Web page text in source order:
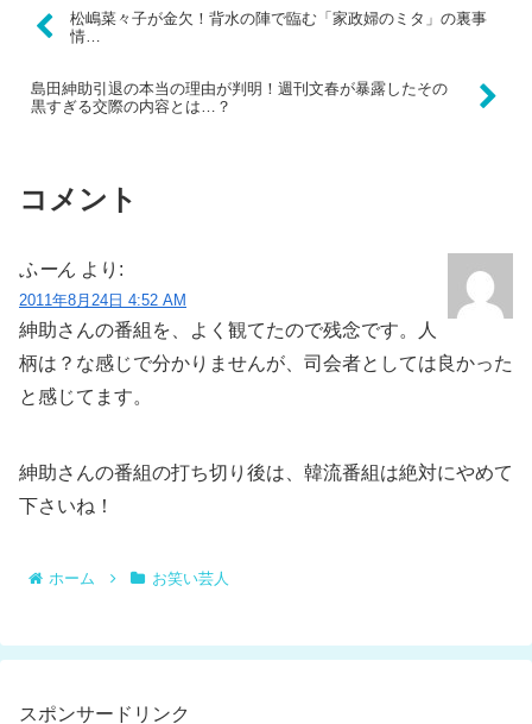
松嶋菜々子が金欠！背水の陣で臨む「家政婦のミタ」の裏事
情…
島田紳助引退の本当の理由が判明！週刊文春が暴露したその
黒すぎる交際の内容とは…？
コメント
ふーん より:
2011年8月24日 4:52 AM
紳助さんの番組を、よく観てたので残念です。人
柄は？な感じで分かりませんが、司会者としては良かった
と感じてます。
紳助さんの番組の打ち切り後は、韓流番組は絶対にやめて
下さいね！
ホーム お笑い芸人
スポンサードリンク